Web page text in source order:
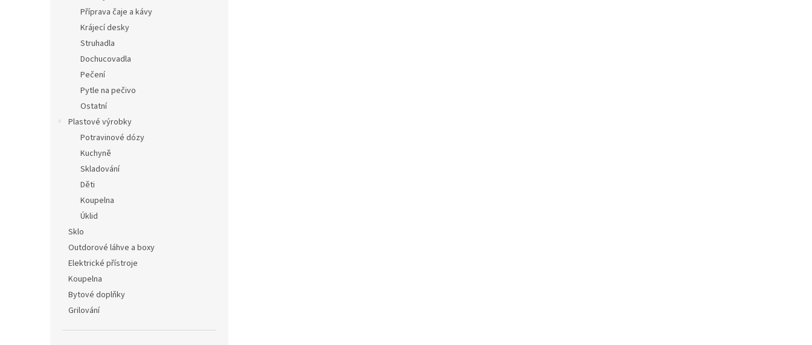
Příprava čaje a kávy
Krájecí desky
Struhadla
Dochucovadla
Pečení
Pytle na pečivo
Ostatní
Plastové výrobky
Potravinové dózy
Kuchyně
Skladování
Děti
Koupelna
Úklid
Sklo
Outdorové láhve a boxy
Elektrické přístroje
Koupelna
Bytové doplňky
Grilování